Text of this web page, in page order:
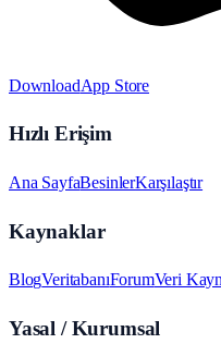
DownloadApp Store
Hızlı Erişim
Ana SayfaBesinlerKarşılaştır
Kaynaklar
BlogVeritabanıForumVeri
Yasal / Kurumsal